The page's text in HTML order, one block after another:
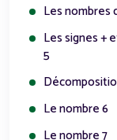
Les nombres
Les signes +
5
Le nombre 6
Le nombre 7